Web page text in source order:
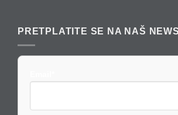
PRETPLATITE SE NA NAŠ